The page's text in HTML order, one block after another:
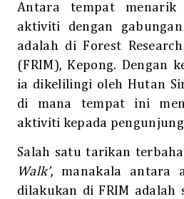
Antara tempat menarik
aktiviti dengan
adalah di Forest
(FRIM), Kepong. Dengan
ia dikelilingi oleh Hutan
di mana tempat ini
aktiviti kepada
Salah satu tarikan
Walk’, manakala antara
dilakukan di FRIM adalah